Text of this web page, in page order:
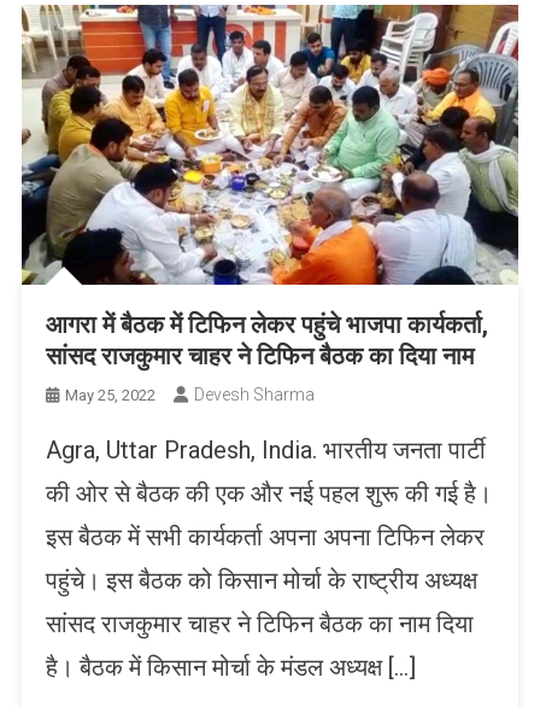
आगरा में बैठक में टिफिन लेकर पहुंचे भाजपा कार्यकर्ता,
सांसद राजकुमार चाहर ने टिफिन बैठक का दिया नाम
May 25, 2022 Devesh Sharma
Agra, Uttar Pradesh, India. भारतीय जनता पार्टी
की ओर से बैठक की एक और नई पहल शुरू की गई है।
इस बैठक में सभी कार्यकर्ता अपना अपना टिफिन लेकर
पहुंचे। इस बैठक को किसान मोर्चा के राष्ट्रीय अध्यक्ष
सांसद राजकुमार चाहर ने टिफिन बैठक का नाम दिया
है। बैठक में किसान मोर्चा के मंडल अध्यक्ष […]